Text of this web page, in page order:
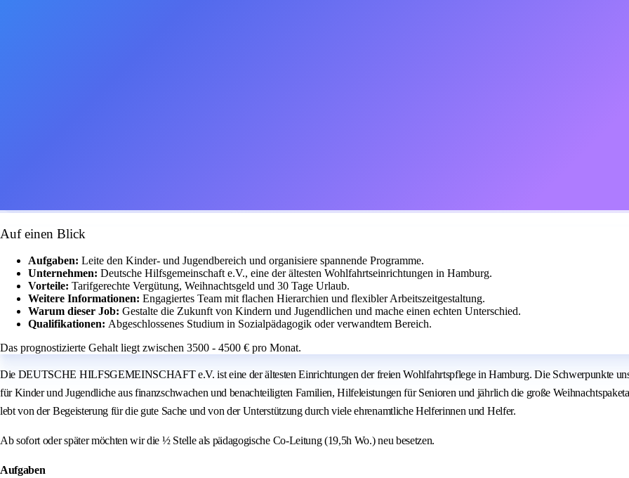
Auf einen Blick
Aufgaben: Leite den Kinder- und Jugendbereich und organisiere spannende Programme.
Unternehmen: Deutsche Hilfsgemeinschaft e.V., eine der ältesten Wohlfahrtseinrichtungen in Hamburg.
Vorteile: Tarifgerechte Vergütung, Weihnachtsgeld und 30 Tage Urlaub.
Weitere Informationen: Engagiertes Team mit flachen Hierarchien und flexibler Arbeitszeitgestaltung.
Warum dieser Job: Gestalte die Zukunft von Kindern und Jugendlichen und mache einen echten Unterschied.
Qualifikationen: Abgeschlossenes Studium in Sozialpädagogik oder verwandtem Bereich.
Das prognostizierte Gehalt liegt zwischen 3500 - 4500 € pro Monat.
Die DEUTSCHE HILFSGEMEINSCHAFT e.V. ist eine der ältesten Einrichtungen der freien Wohlfahrtspflege in Hamburg. Die Schwerpunkte
für Kinder und Jugendliche aus finanzschwachen und benachteiligten Familien, Hilfeleistungen für Senioren und jährlich die große
lebt von der Begeisterung für die gute Sache und von der Unterstützung durch viele ehrenamtliche Helferinnen und Helfer.
Ab sofort oder später möchten wir die ½ Stelle als pädagogische Co-Leitung (19,5h Wo.) neu besetzen.
Aufgaben